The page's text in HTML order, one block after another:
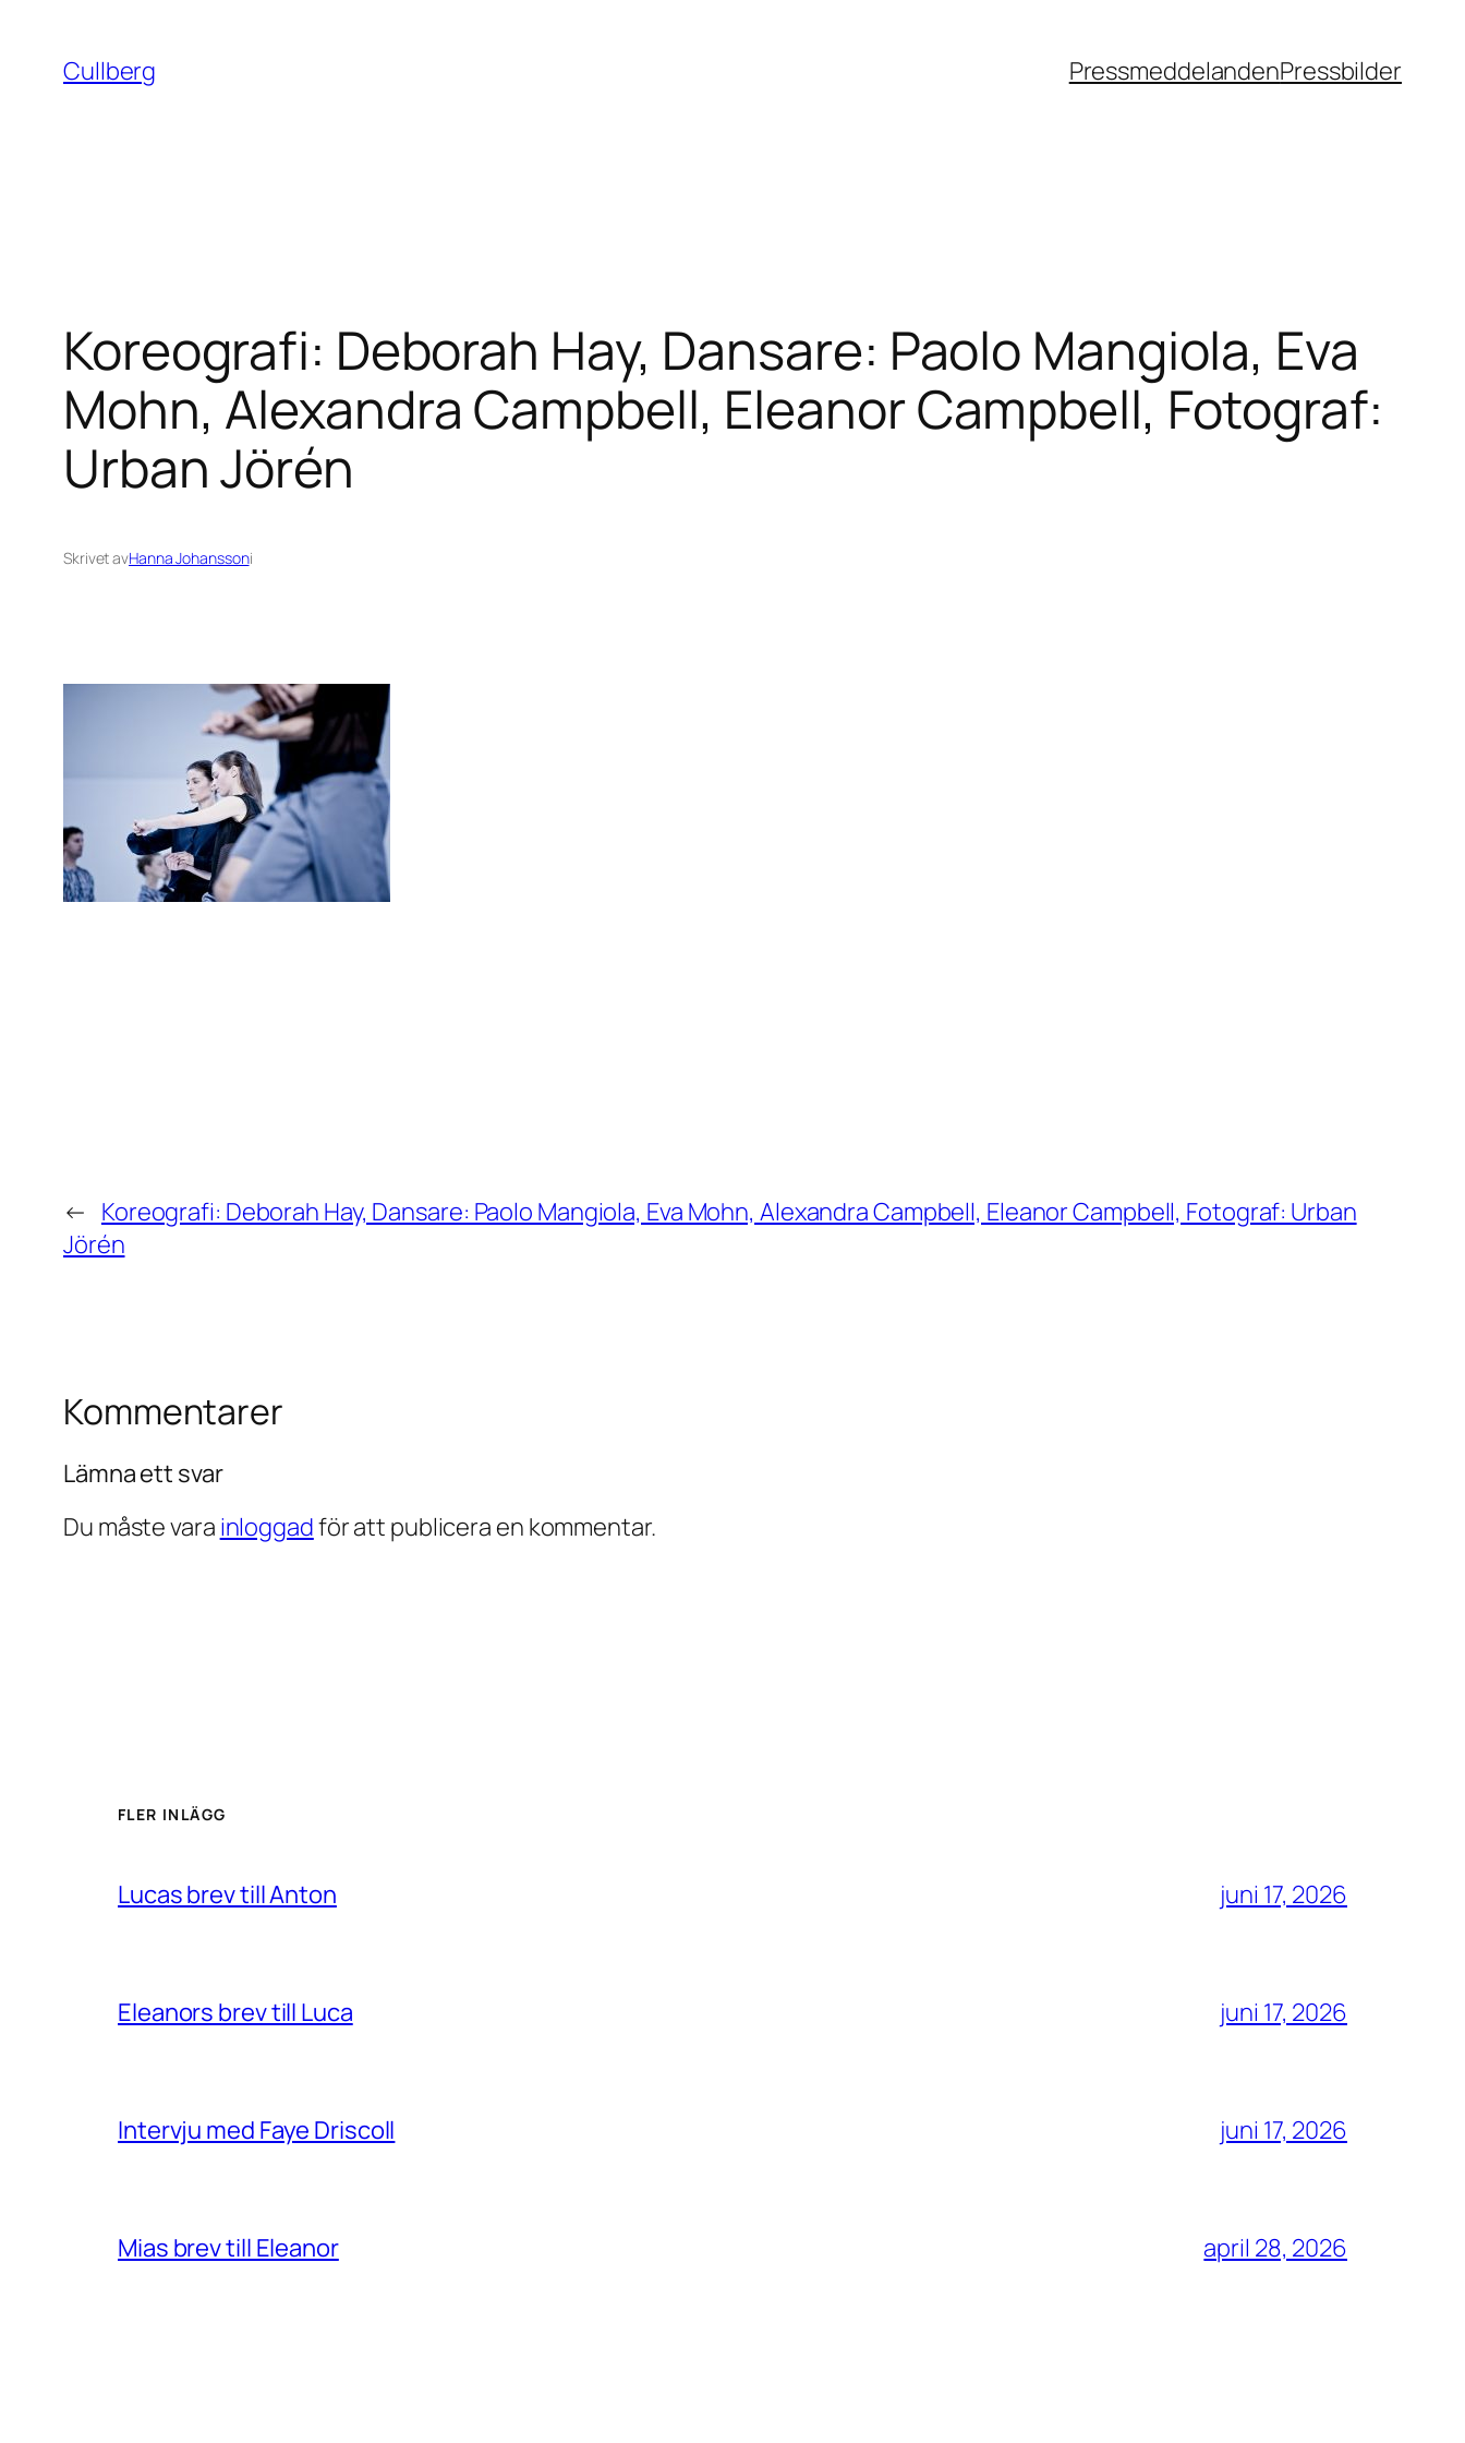
innehåll
Cullberg PressmeddelandenPressbilder
Koreografi: Deborah Hay, Dansare: Paolo Mangiola, Eva
Mohn, Alexandra Campbell, Eleanor Campbell, Fotograf:
Urban Jörén
Skrivet avHanna Johanssoni
← Koreografi: Deborah Hay, Dansare: Paolo Mangiola, Eva Mohn, Alexandra Campbell, Eleanor Campbell, Fotograf: Urban
Jörén
Kommentarer
Lämna ett svar
Du måste vara inloggadför att publicera en kommentar.
FLER INLÄGG
Lucas brev till Anton juni 17, 2026
Eleanors brev till Luca juni 17, 2026
Intervju med Faye Driscoll juni 17, 2026
Mias brev till Eleanor april 28, 2026